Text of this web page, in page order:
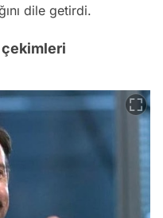
dile getirdi.
çekimleri